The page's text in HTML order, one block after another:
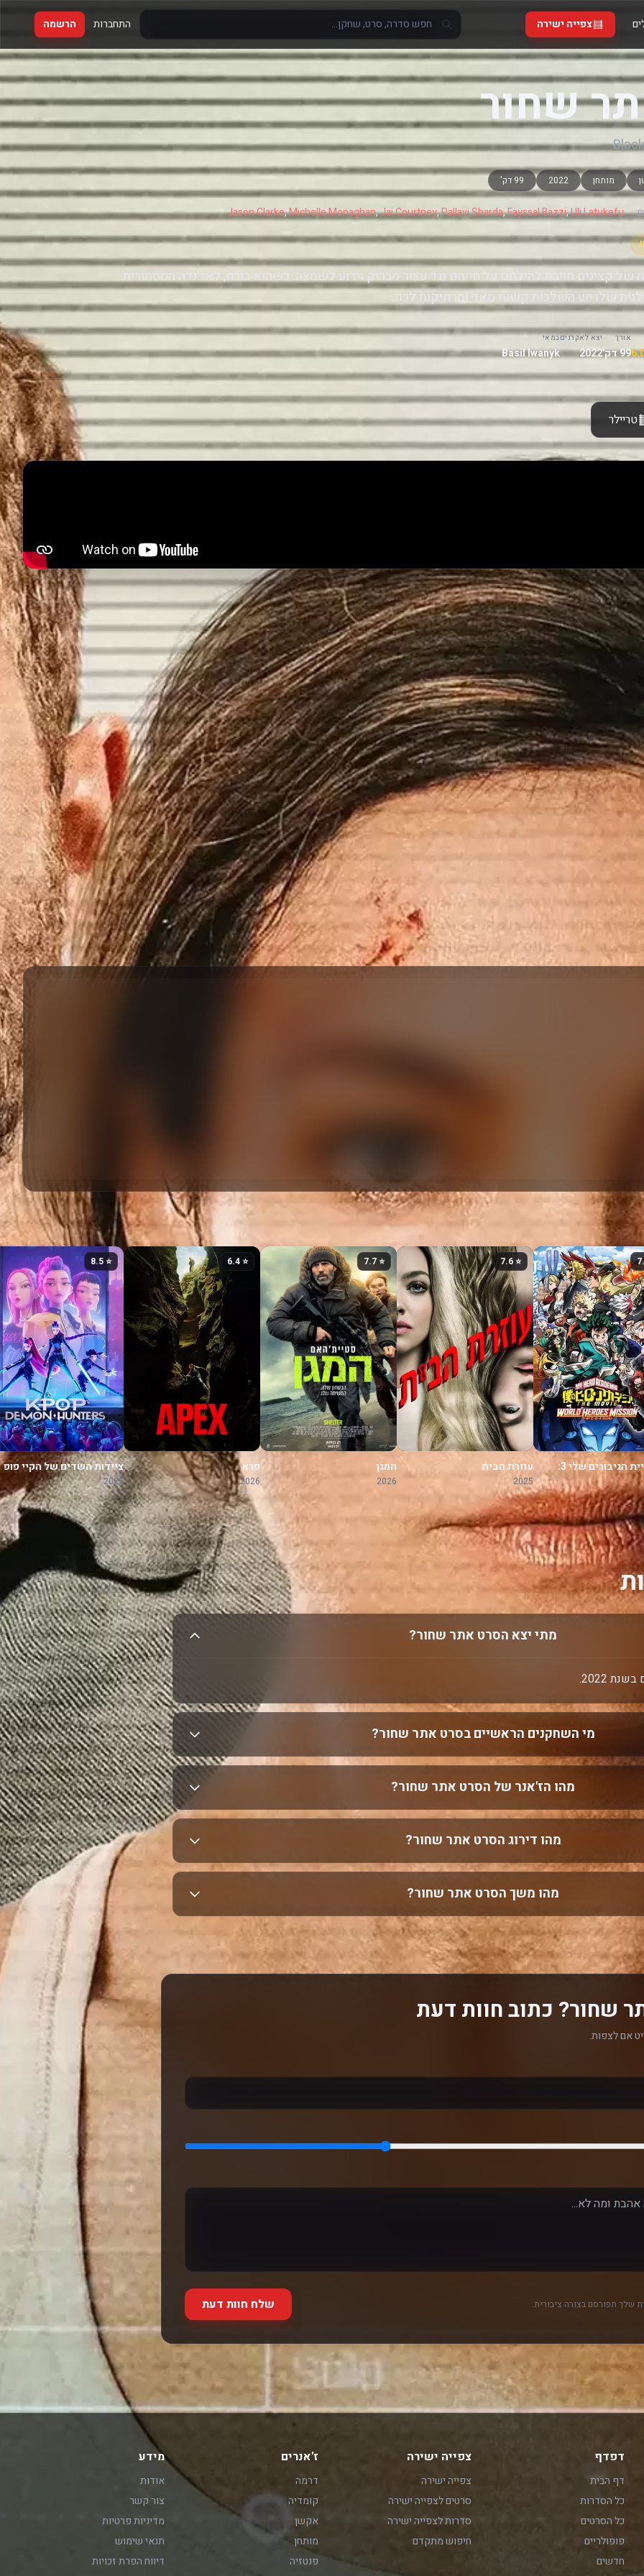
צפייה ישירה התחברות הרשמה
שחור
מותחן 2022 99 דק'
Jason Clarke,Michelle Monaghan,Jai Courtney,Pallavi Sharda,Fayssal Bazzi,Uli Latukefu
של קצינים חייבת להילחם על חייהם נגד עצור מבריק וידוע לשמצה. כשהוא בורח, לאג'נדה המסתורית
שלו יש השלכות קשות מאד ומרחיקות לכת.
אורך
99 דק'
יצא לאקרנים
2022
במאי
Basil Iwanyk
טריילר
אקדמיית הגיבורים שלי 3:
לגיבורי העולם
⭐ 7.6
עוזרת הבית
2025
⭐ 7.7
המגן
2026
⭐ 6.4
פרא
2026
⭐ 8.5
ציידות השדים של הקיי פופ
2025
מתי יצא הסרט אתר שחור?
2022.
מי השחקנים הראשיים בסרט אתר שחור?
מהו הז'אנר של הסרט אתר שחור?
מהו דירוג הסרט אתר שחור?
מהו משך הסרט אתר שחור?
שחור? כתוב חוות דעת
אם לצפות.
תפורסם בצורה ציבורית. שלח חוות דעת
דפדף
דף הבית
כל הסדרות
כל הסרטים
פופולריים
חדשים
צפייה ישירה
צפייה ישירה
סרטים לצפייה ישירה
סדרות לצפייה ישירה
חיפוש מתקדם
ז'אנרים
דרמה
קומדיה
אקשן
מותחן
פנטזיה
מידע
אודות
צור קשר
מדיניות פרטיות
תנאי שימוש
דיווח הפרת זכויות